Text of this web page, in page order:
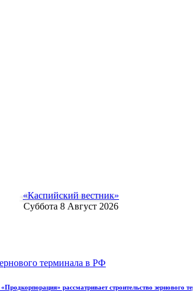
«Каспийский вестник»
Суббота 8 Август 2026
«Продкорпорация» рассматривает строительство зернового